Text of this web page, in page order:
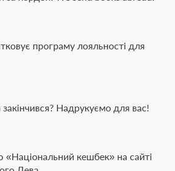
програму лояльності для
Надрукуємо для вас!
«Національний кешбек» на сайті